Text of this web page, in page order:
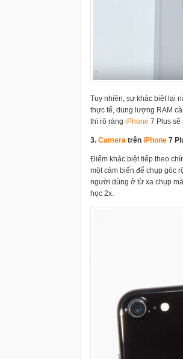
Tuy nhiên, sự khác biệt lại
thực tế, dung lượng RAM
thì rõ ràng i Phone 7 Plus sẽ
3. Camera trên iPhone 7
Điểm khác biệt tiếp theo
một cảm biến để chụp góc
người dùng ở từ xa chụp
học 2x.